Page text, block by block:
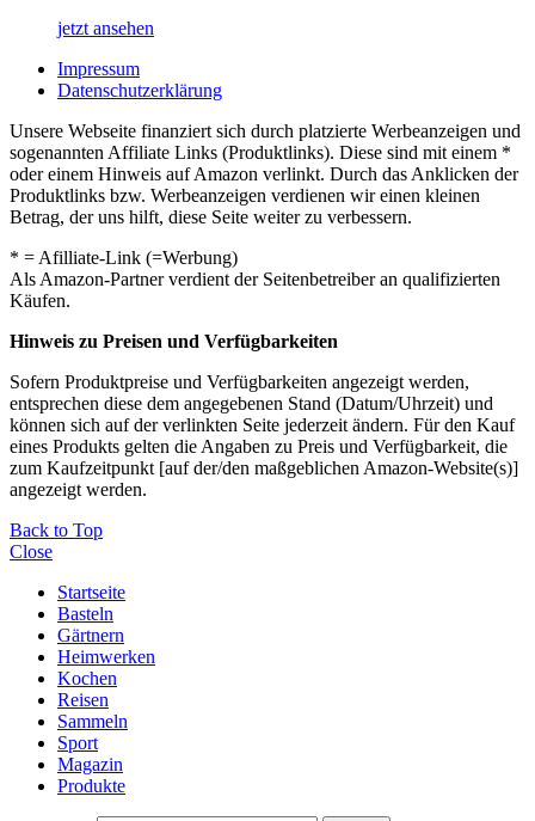
jetzt ansehen
Impressum
Datenschutzerklärung
Unsere Webseite finanziert sich durch platzierte Werbeanzeigen und
sogenannten Affiliate Links (Produktlinks). Diese sind mit einem *
oder einem Hinweis auf Amazon verlinkt. Durch das Anklicken der
Produktlinks bzw. Werbeanzeigen verdienen wir einen kleinen
Betrag, der uns hilft, diese Seite weiter zu verbessern.
* = Afilliate-Link (=Werbung)
Als Amazon-Partner verdient der Seitenbetreiber an qualifizierten
Käufen.
Hinweis zu Preisen und Verfügbarkeiten
Sofern Produktpreise und Verfügbarkeiten angezeigt werden,
entsprechen diese dem angegebenen Stand (Datum/Uhrzeit) und
können sich auf der verlinkten Seite jederzeit ändern. Für den Kauf
eines Produkts gelten die Angaben zu Preis und Verfügbarkeit, die
zum Kaufzeitpunkt [auf der/den maßgeblichen Amazon-Website(s)]
angezeigt werden.
Back to Top
Close
Startseite
Basteln
Gärtnern
Heimwerken
Kochen
Reisen
Sammeln
Sport
Magazin
Produkte